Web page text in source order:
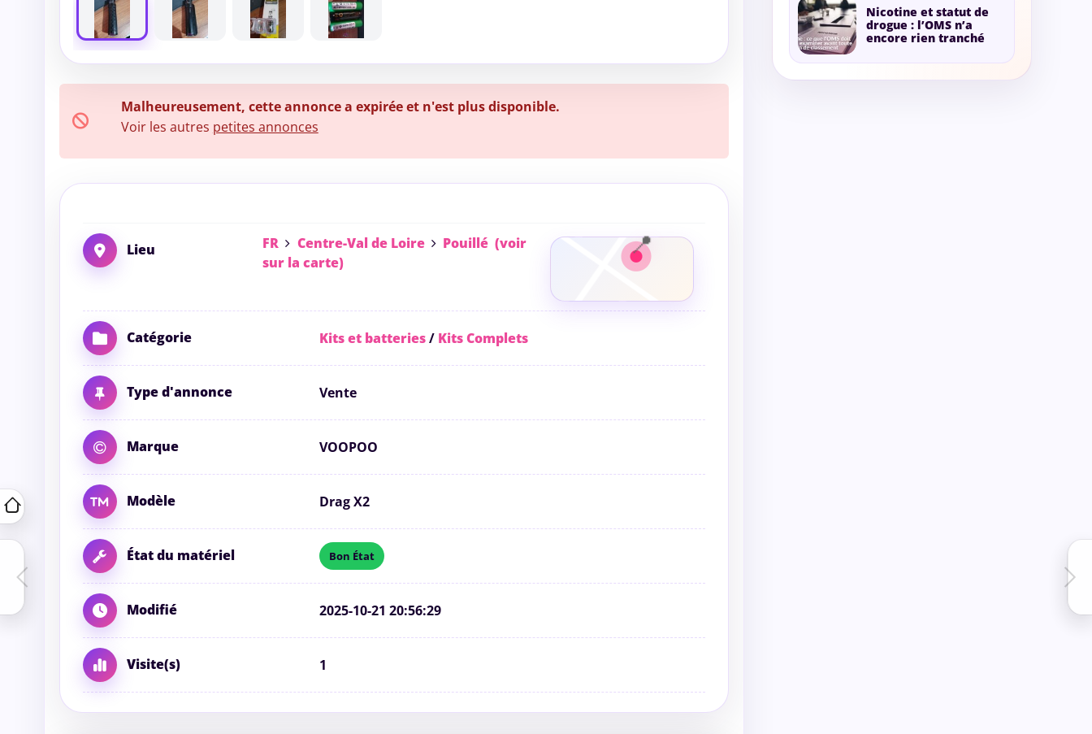
Malheureusement, cette annonce a expirée et n'est plus disponible.
Voir les autres petites annonces
Lieu FR Centre-Val de Loire Pouillé (voir
sur la carte)
Catégorie Kits et batteries/ Kits Complets
Type d'annonce Vente
Marque VOOPOO
Modèle Drag X2
État du matériel Bon État
Modifié 2025-10-21 20:56:29
Visite(s) 1
Nicotine et statut de
drogue : l’OMS n’a
encore rien tranché